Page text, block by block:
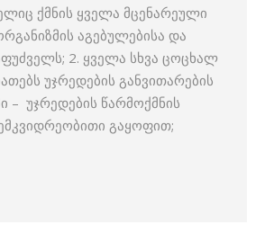
ქმნის ყველა მცენარეული
აგებულებისა და
2. ყველა სხვა ცოცხალ
უჯრედების განვითარების
– უჯრედების წარმოქმნის
გაყოფით;